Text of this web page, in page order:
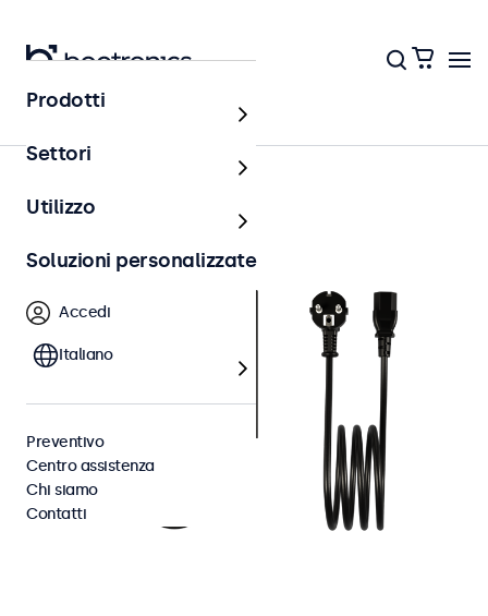
Prodotti
Settori
Utilizzo
Soluzioni personalizzate
Accedi
Italiano
Preventivo
Centro assistenza
Chi siamo
Contatti